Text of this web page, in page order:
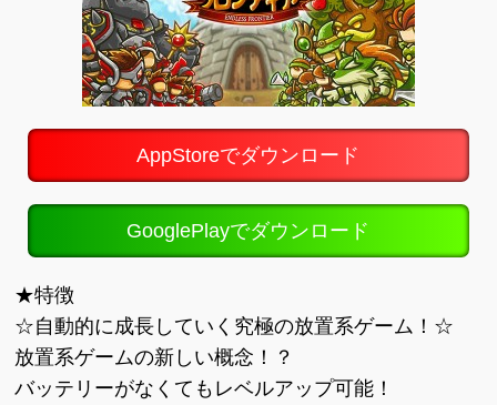
AppStoreでダウンロード
GooglePlayでダウンロード
★特徴
☆自動的に成長していく究極の放置系ゲーム！☆
放置系ゲームの新しい概念！？
バッテリーがなくてもレベルアップ可能！